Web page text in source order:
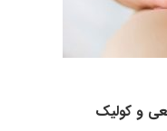
و کولیک